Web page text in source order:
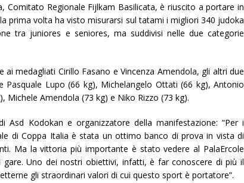
Comitato Regionale Fijlkam Basilicata, è riuscito a portare in
prima volta ha visto misurarsi sul tatami i migliori 340 judoka
tra juniores e seniores, ma suddivisi nelle due categorie
medagliati Cirillo Fasano e Vincenza Amendola, gli altri due
Lupo (66 kg), Michelangelo Ottati (66 kg), Antonio
Michele Amendola (73 kg) e Niko Rizzo (73 kg).
Asd Kodokan e organizzatore della manifestazione: “Per i
di Coppa Italia è stata un ottimo banco di prova in vista di
Ma la vittoria più importante è stato vedere al PalaErcole
Uno dei nostri obiettivi, infatti, è far conoscere di più il
gli straordinari valori di cui questo sport è portatore”.